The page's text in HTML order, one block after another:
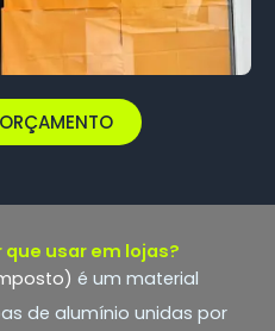
que usar em lojas?
é um material
de alumínio unidas por